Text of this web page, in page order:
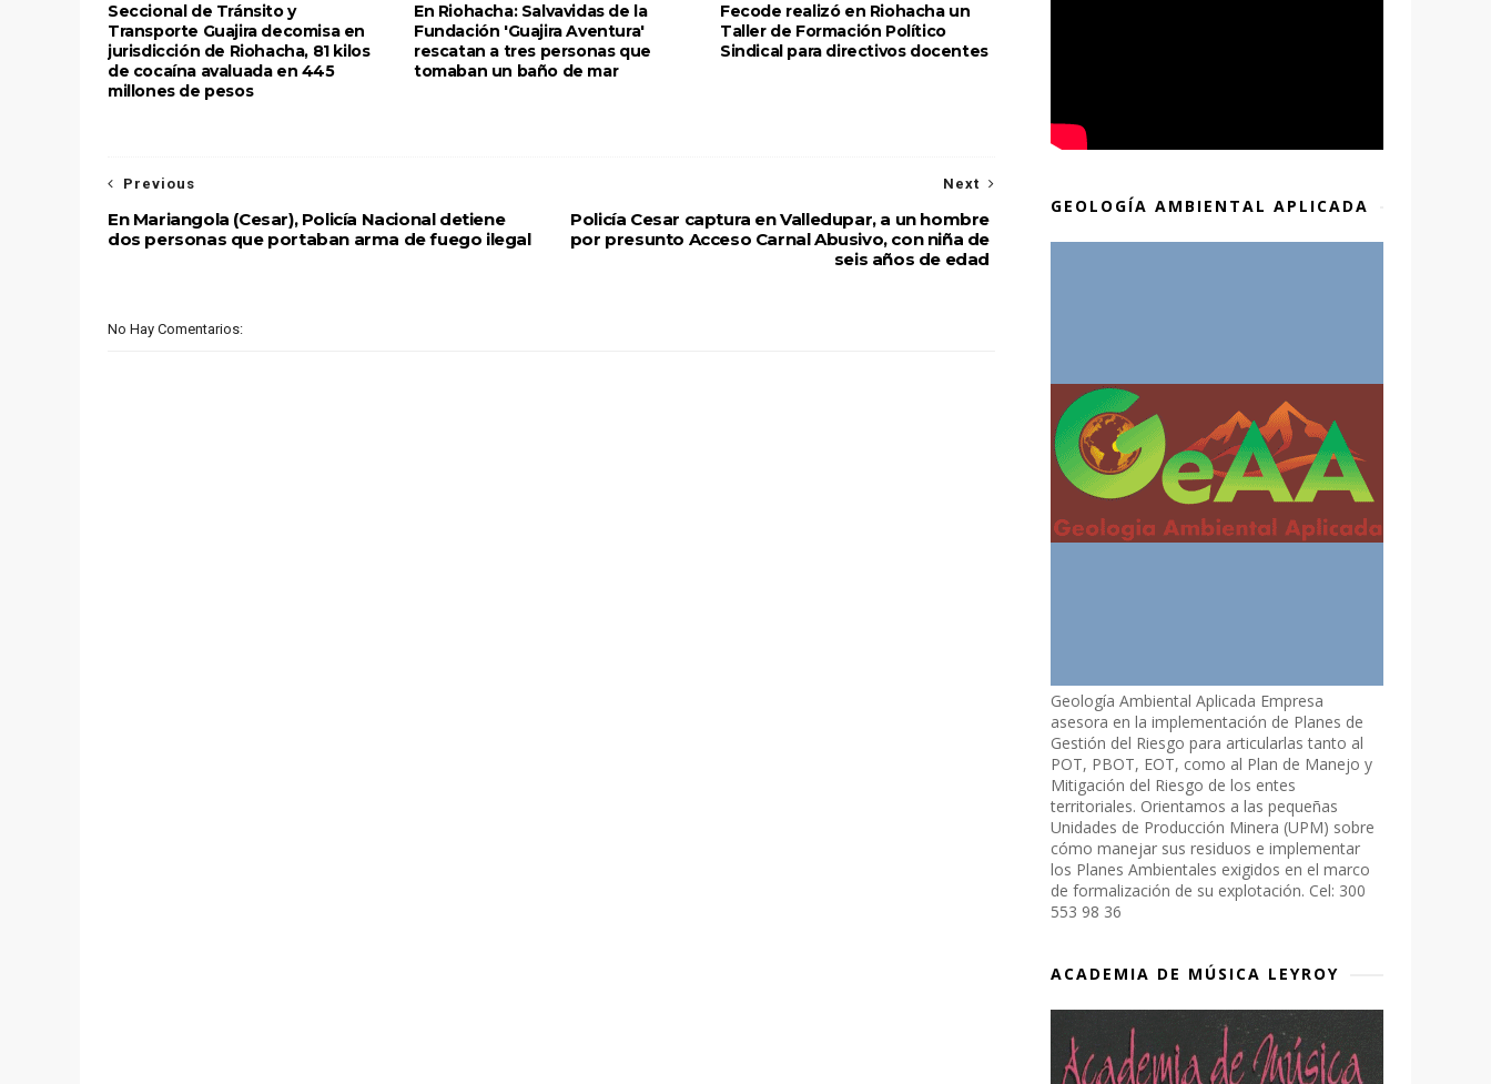
Seccional de Tránsito y
Transporte Guajira decomisa en
jurisdicción de Riohacha, 81 kilos
de cocaína avaluada en 445
millones de pesos
En Riohacha: Salvavidas de la
Fundación 'Guajira Aventura'
rescatan a tres personas que
tomaban un baño de mar
Fecode realizó en Riohacha un
Taller de Formación Político
Sindical para directivos docentes
Next
Policía Cesar captura en Valledupar, a un hombre
por presunto Acceso Carnal Abusivo, con niña de
seis años de edad
Previous
En Mariangola (Cesar), Policía Nacional detiene
dos personas que portaban arma de fuego ilegal
No Hay Comentarios:
GEOLOGÍA AMBIENTAL APLICADA
Geología Ambiental Aplicada Empresa
asesora en la implementación de Planes de
Gestión del Riesgo para articularlas tanto al
POT, PBOT, EOT, como al Plan de Manejo y
Mitigación del Riesgo de los entes
territoriales. Orientamos a las pequeñas
Unidades de Producción Minera (UPM) sobre
cómo manejar sus residuos e implementar
los Planes Ambientales exigidos en el marco
de formalización de su explotación. Cel: 300
553 98 36
ACADEMIA DE MÚSICA LEYROY